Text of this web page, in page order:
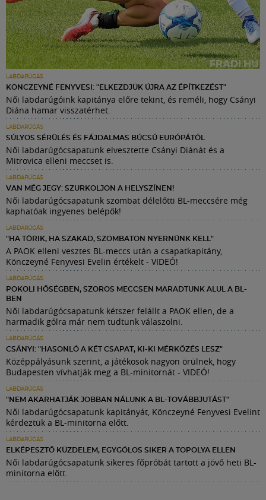
LABDARÚGÁS
KÖNCZEYNÉ FENYVESI: "ELKEZDJÜK ÚJRA AZ ÉPÍTKEZÉST"
Női labdarúgóink kapitánya előre tekint, és reméli, hogy Csányi
Diána hamar visszatérhet.
LABDARÚGÁS
SÚLYOS SÉRÜLÉS ÉS FÁJDALMAS BÚCSÚ EURÓPÁTÓL
Női labdarúgócsapatunk elvesztette Csányi Diánát és a
Mitrovica elleni meccset is.
LABDARÚGÁS
VAN MÉG JEGY: SZURKOLJON A HELYSZÍNEN!
Női labdarúgócsapatunk szombat délelőtti BL-meccsére még
kaphatóak ingyenes belépők!
LABDARÚGÁS
"HA TÖRIK, HA SZAKAD, SZOMBATON NYERNÜNK KELL"
A PAOK elleni vesztes BL-meccs után a csapatkapitány,
Könczeyné Fenyvesi Evelin értékelt - VIDEÓ!
LABDARÚGÁS
POKOLI HŐSÉGBEN, SZOROS MECCSEN MARADTUNK ALUL A BL-
BEN
Női labdarúgócsapatunk kétszer felállt a PAOK ellen, de a
harmadik gólra már nem tudtunk válaszolni.
LABDARÚGÁS
CSÁNYI: "HASONLÓ A KÉT CSAPAT, KI-KI MÉRKŐZÉS LESZ"
Középpályásunk szerint, a játékosok nagyon örülnek, hogy
Budapesten vívhatják meg a BL-minitornát - VIDEÓ!
LABDARÚGÁS
"NEM AKARHATJÁK JOBBAN NÁLUNK A BL-TOVÁBBJUTÁST"
Női labdarúgócsapatunk kapitányát, Könczeyné Fenyvesi Evelint
kérdeztük a BL-minitorna előtt.
LABDARÚGÁS
ELKÉPESZTŐ KÜZDELEM, EGYGÓLOS SIKER A TOPOLYA ELLEN
Női labdarúgócsapatunk sikeres főpróbát tartott a jövő heti BL-
minitorna előtt.